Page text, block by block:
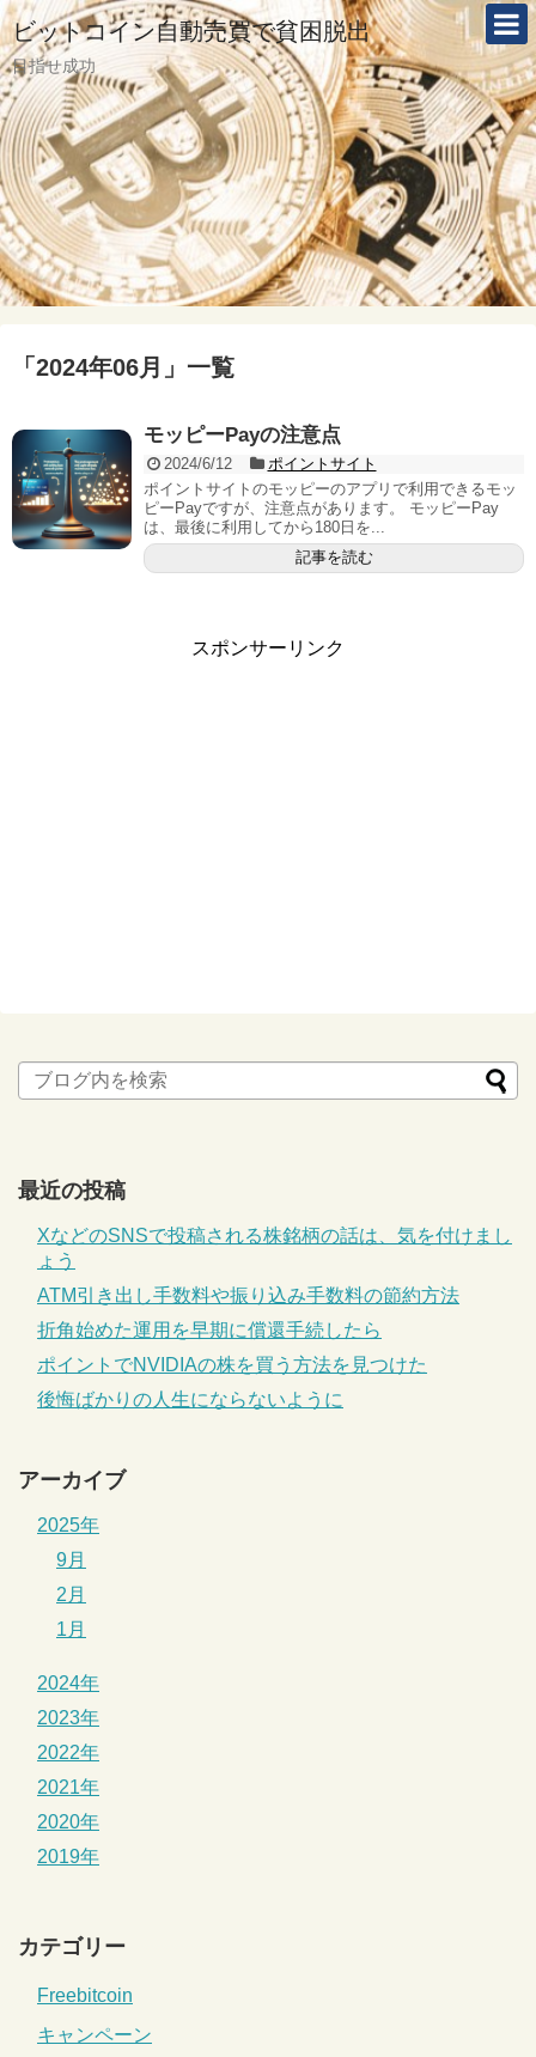
ビットコイン自動売買で貧困脱出
目指せ成功
「 2024年06月 」 一覧
モッピーPayの注意点
2024/6/12
ポイントサイト
ポイントサイトのモッピーのアプリで利用できるモッ
ピーPayですが、注意点があります。 モッピーPay
は、最後に利用してから180日を...
記事を読む
スポンサーリンク
最近の投稿
XなどのSNSで投稿される株銘柄の話は、気を付けまし
ょう
ATM引き出し手数料や振り込み手数料の節約方法
折角始めた運用を早期に償還手続したら
ポイントでNVIDIAの株を買う方法を見つけた
後悔ばかりの人生にならないように
アーカイブ
2025年
9月
2月
1月
2024年
2023年
2022年
2021年
2020年
2019年
カテゴリー
Freebitcoin
キャンペーン